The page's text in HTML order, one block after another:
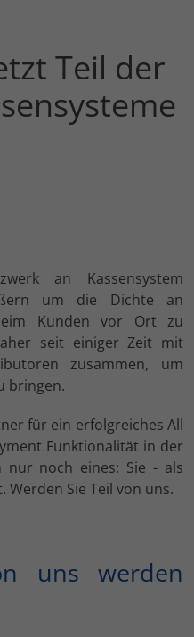
Teil der
an Kassensystem
um die Dichte an
Kunden vor Ort zu
seit einiger Zeit mit
zusammen, um
bringen.
für ein erfolgreiches All
Funktionalität in der
nur noch eines: Sie - als
Sie Teil von uns.
uns werden